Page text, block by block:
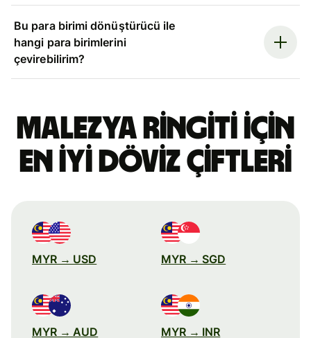
Bu para birimi dönüştürücü ile
hangi para birimlerini
çevirebilirim?
Malezya ringiti için
en iyi döviz çiftleri
MYR → USD MYR → SGD
MYR → AUD MYR → INR